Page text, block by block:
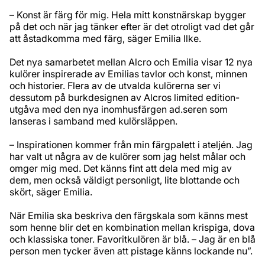
– Konst är färg för mig. Hela mitt konstnärskap bygger
på det och när jag tänker efter är det otroligt vad det går
att åstadkomma med färg, säger Emilia Ilke.
Det nya samarbetet mellan Alcro och Emilia visar 12 nya
kulörer inspirerade av Emilias tavlor och konst, minnen
och historier. Flera av de utvalda kulörerna ser vi
dessutom på burkdesignen av Alcros limited edition-
utgåva med den nya inomhusfärgen ad.seren som
lanseras i samband med kulörsläppen.
– Inspirationen kommer från min färgpalett i ateljén. Jag
har valt ut några av de kulörer som jag helst målar och
omger mig med. Det känns fint att dela med mig av
dem, men också väldigt personligt, lite blottande och
skört, säger Emilia.
När Emilia ska beskriva den färgskala som känns mest
som henne blir det en kombination mellan krispiga, dova
och klassiska toner. Favoritkulören är blå. – Jag är en blå
person men tycker även att pistage känns lockande nu”.